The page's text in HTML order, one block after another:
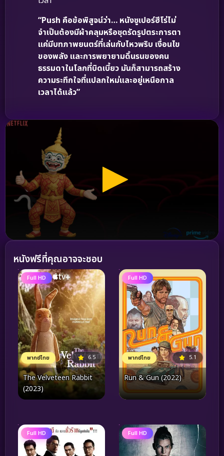
“Push คือข้อพิสูจน์ว่า… หนังซูเปอร์ฮีโร่ไม่
จำเป็นต้องมีผ้าคลุมหรือชุดรัดรูปตระการตา
แค่มีบทภาพยนตร์ที่เล่นกับไหวพริบ เงื่อนไข
ของพลัง และการพยายามดิ้นรนของคน
ธรรมดาในโลกที่บิดเบี้ยว มันก็สามารถสร้าง
ความระทึกใจที่แปลกใหม่และอยู่เหนือกาล
เวลาได้แล้ว”
หนังฟรีที่คุณอาจจะชอบ
Full HD
พากย์ไทย 6.5
The Velveteen Rabbit
(2023)
Full HD
พากย์ไทย 5.1
Run & Gun (2022)
Full HD Full HD